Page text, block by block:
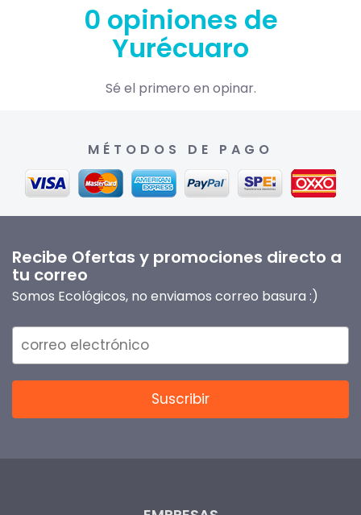
0 opiniones de
Yurécuaro
Sé el primero en opinar.
MÉTODOS DE PAGO
Recibe Ofertas y promociones directo a
tu correo
Somos Ecológicos, no enviamos correo basura :)